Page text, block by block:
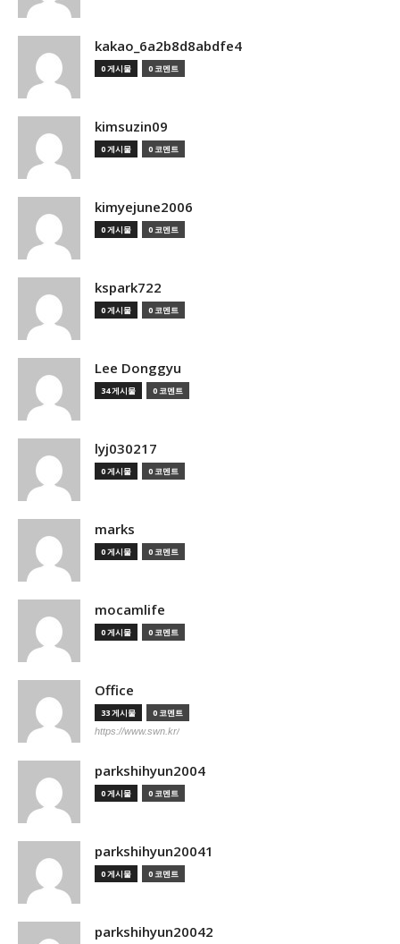
kakao_6a2b8d8abdfe4
0 게시물 0 코멘트
kimsuzin09
0 게시물 0 코멘트
kimyejune2006
0 게시물 0 코멘트
kspark722
0 게시물 0 코멘트
Lee Donggyu
34 게시물 0 코멘트
lyj030217
0 게시물 0 코멘트
marks
0 게시물 0 코멘트
mocamlife
0 게시물 0 코멘트
Office
33 게시물 0 코멘트
https://www.swn.kr/
parkshihyun2004
0 게시물 0 코멘트
parkshihyun20041
0 게시물 0 코멘트
parkshihyun20042